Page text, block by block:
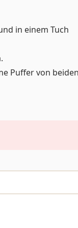
in einem Tuch
Puffer von